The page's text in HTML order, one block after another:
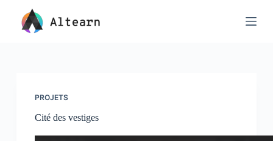
contenu
PROJETS
Cité des vestiges